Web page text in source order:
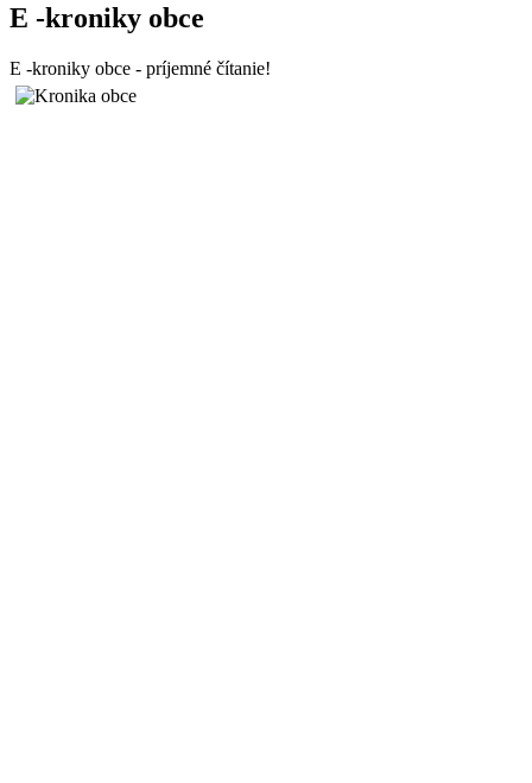
E -kroniky obce
E -kroniky obce - príjemné čítanie!